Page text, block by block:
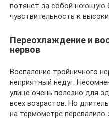
потянет за собой ноющую
чувствительность к
Переохлаждение и
нервов
Воспаление тройничного
неприятный недуг.
улице очень полезно для
всех возрастов. Но
на термометре перевалило